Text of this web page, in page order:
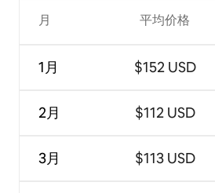
月
1月
2月
3月
平均价格
$152 USD
$112 USD
$113 USD